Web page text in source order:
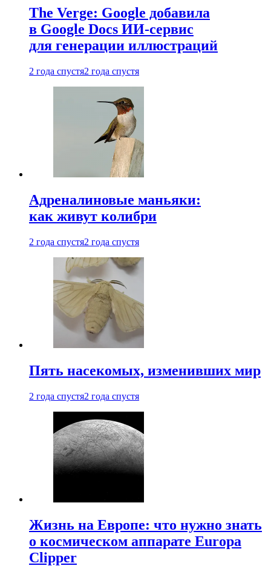
The Verge: Google добавила
в Google Docs ИИ-сервис
для генерации иллюстраций
2 года спустя2 года спустя
Адреналиновые маньяки:
как живут колибри
2 года спустя2 года спустя
Пять насекомых, изменивших мир
2 года спустя2 года спустя
Жизнь на Европе: что нужно знать
о космическом аппарате Europa
Clipper